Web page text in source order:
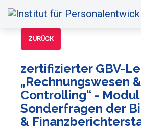
ZURÜCK
zertifizierter GBV-
„Rechnungswesen &
Controlling“ - Modul
Sonderfragen der
&